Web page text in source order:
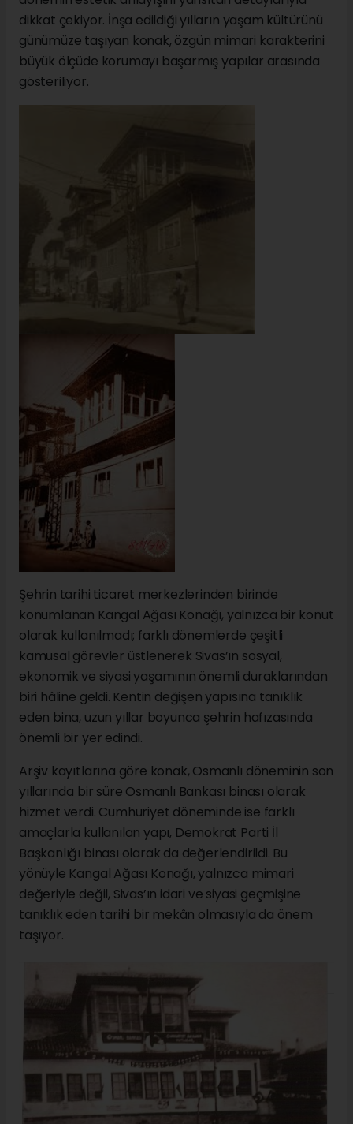
dikkat çekiyor. İnşa edildiği yılların yaşam kültürünü
günümüze taşıyan konak, özgün mimari karakterini
büyük ölçüde korumayı başarmış yapılar arasında
gösteriliyor.
Şehrin tarihi ticaret merkezlerinden birinde
konumlanan Kangal Ağası Konağı, yalnızca bir konut
olarak kullanılmadı; farklı dönemlerde çeşitli
kamusal görevler üstlenerek Sivas’ın sosyal,
ekonomik ve siyasi yaşamının önemli duraklarından
biri hâline geldi. Kentin değişen yapısına tanıklık
eden bina, uzun yıllar boyunca şehrin hafızasında
önemli bir yer edindi.
Arşiv kayıtlarına göre konak, Osmanlı döneminin son
yıllarında bir süre Osmanlı Bankası binası olarak
hizmet verdi. Cumhuriyet döneminde ise farklı
amaçlarla kullanılan yapı, Demokrat Parti İl
Başkanlığı binası olarak da değerlendirildi. Bu
yönüyle Kangal Ağası Konağı, yalnızca mimari
değeriyle değil, Sivas’ın idari ve siyasi geçmişine
tanıklık eden tarihi bir mekân olmasıyla da önem
taşıyor.